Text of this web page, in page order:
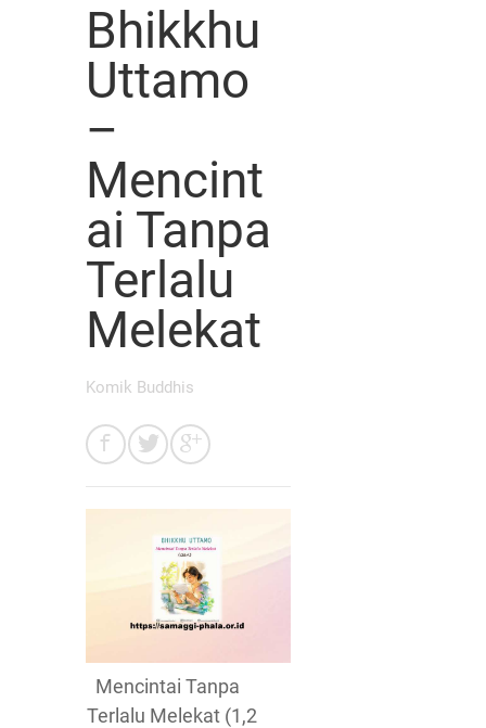
Bhikkhu
Uttamo
–
Mencint
ai Tanpa
Terlalu
Melekat
Komik Buddhis
Mencintai Tanpa
Terlalu Melekat (1,2